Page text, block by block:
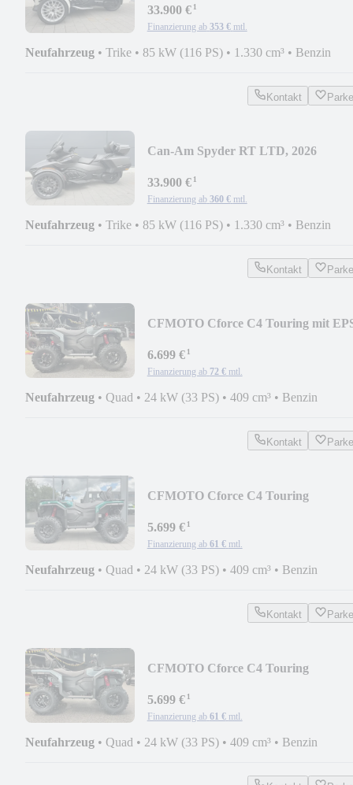
33.900 €¹
Finanzierung ab 353 € mtl.
Neufahrzeug • Trike • 85 kW (116 PS) • 1.330 cm³ • Benzin
Kontakt
Can-Am Spyder RT LTD, 2026
33.900 €¹
Finanzierung ab 360 € mtl.
Neufahrzeug • Trike • 85 kW (116 PS) • 1.330 cm³ • Benzin
Kontakt
CFMOTO Cforce C4 Touring mit
6.699 €¹
Finanzierung ab 72 € mtl.
Neufahrzeug • Quad • 24 kW (33 PS) • 409 cm³ • Benzin
Kontakt
CFMOTO Cforce C4 Touring
5.699 €¹
Finanzierung ab 61 € mtl.
Neufahrzeug • Quad • 24 kW (33 PS) • 409 cm³ • Benzin
Kontakt
CFMOTO Cforce C4 Touring
5.699 €¹
Finanzierung ab 61 € mtl.
Neufahrzeug • Quad • 24 kW (33 PS) • 409 cm³ • Benzin